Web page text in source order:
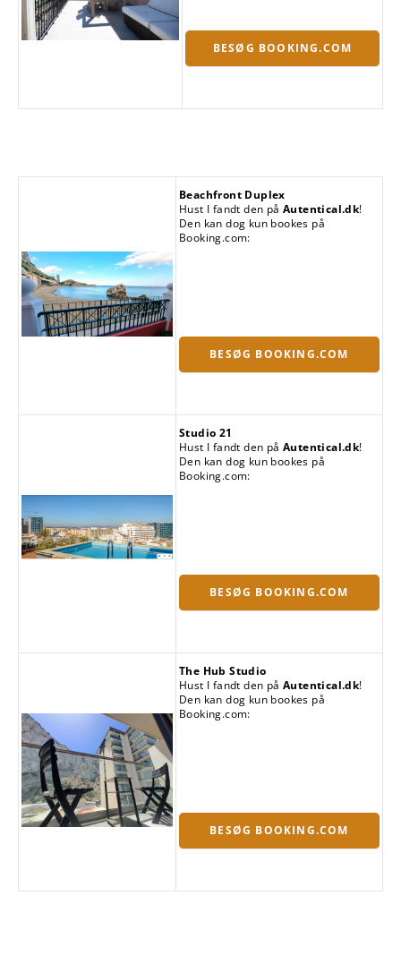
BESØG BOOKING.COM
Beachfront Duplex
Hust I fandt den på Autentical.dk!
Den kan dog kun bookes på
Booking.com:
BESØG BOOKING.COM
Studio 21
Hust I fandt den på Autentical.dk!
Den kan dog kun bookes på
Booking.com:
BESØG BOOKING.COM
The Hub Studio
Hust I fandt den på Autentical.dk!
Den kan dog kun bookes på
Booking.com:
BESØG BOOKING.COM